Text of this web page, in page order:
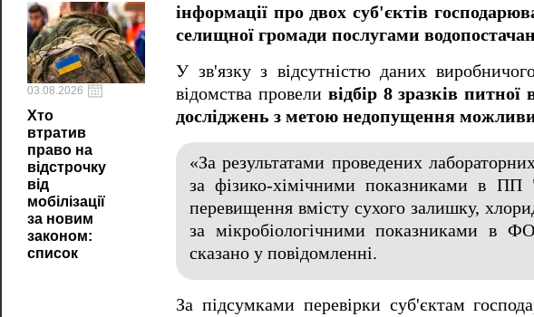
03.08.2026
Хто
втратив
право на
відстрочку
від
мобілізації
за новим
законом:
список
інформації про двох суб'єктів
селищної громади послугами
У зв'язку з відсутністю даних
відомства провели відбір 8 зразків
досліджень з метою недопущення
«За результатами проведених
за фізико-хімічними показниками в
перевищення вмісту сухого залишку,
за мікробіологічними показниками в
сказано у повідомленні.
За підсумками перевірки суб'єктам